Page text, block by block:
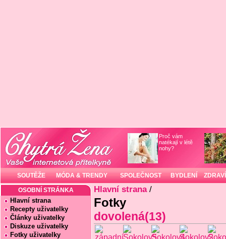
Proč vám
natékají v létě
nohy?
SOUTĚŽE MÓDA & TRENDY SPOLEČNOST BYDLENÍ ZDRAVÍ
OSOBNÍ STRÁNKA
Hlavní strana
Recepty uživatelky
Články uživatelky
Diskuze uživatelky
Fotky uživatelky
Hlavní strana/
Fotky
dovolená(13)